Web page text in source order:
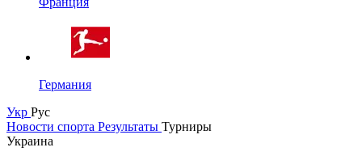
Германия
Укр Рус
Новости спорта Результаты Турниры
Украина